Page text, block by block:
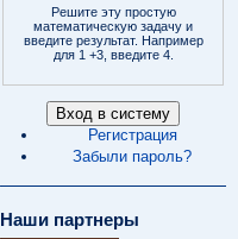
Решите эту простую
математическую задачу и
введите результат. Например
для 1 +3, введите 4.
Регистрация
Забыли пароль?
Наши партнеры